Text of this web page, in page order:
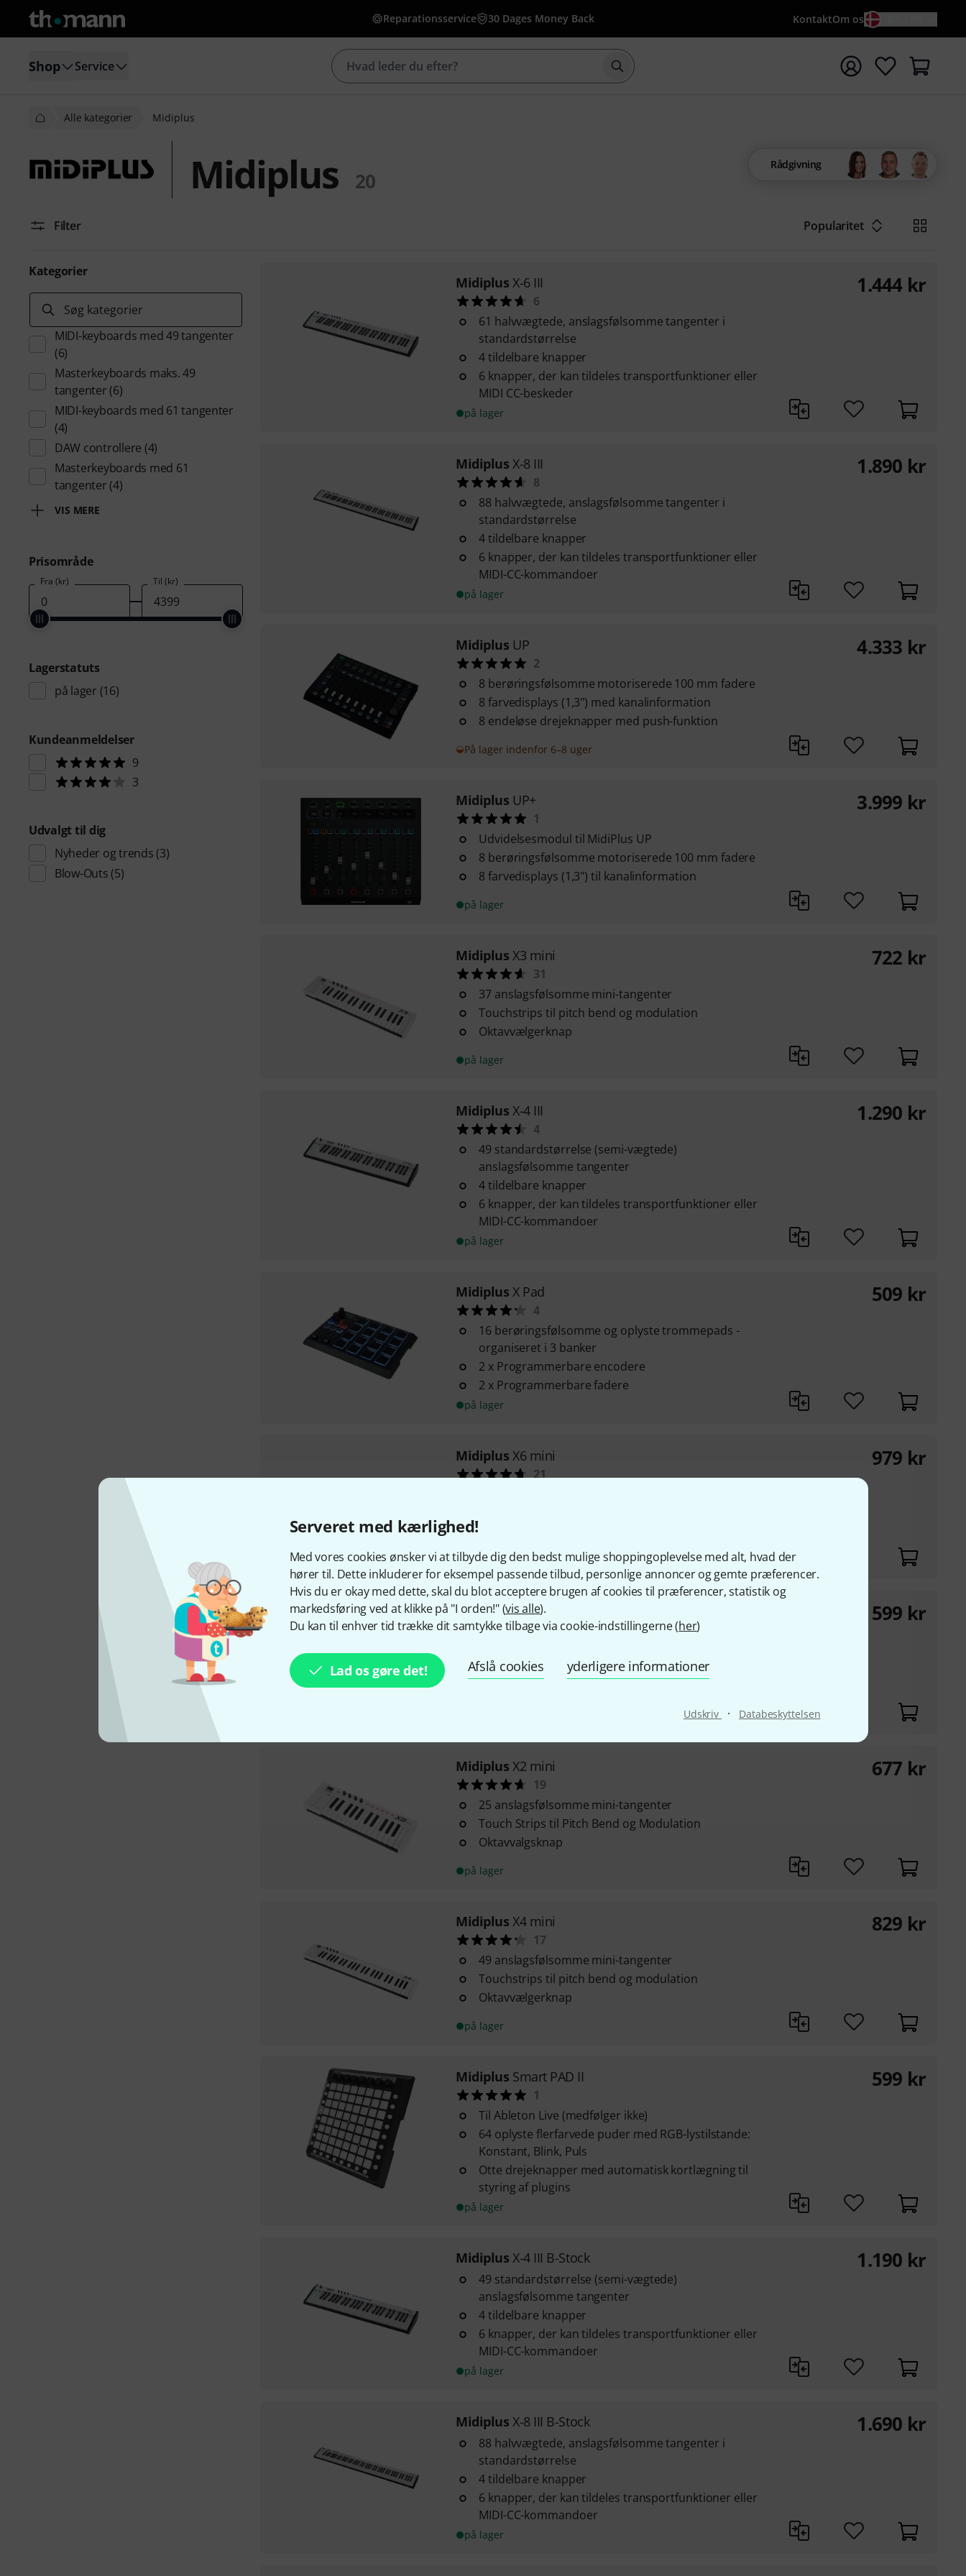
Serveret med kærlighed!
Med vores cookies ønsker vi at tilbyde dig den bedst mulige shoppingoplevelse med alt, hvad der
hører til. Dette inkluderer for eksempel passende tilbud, personlige annoncer og gemte præferencer.
Hvis du er okay med dette, skal du blot acceptere brugen af cookies til præferencer, statistik og
markedsføring ved at klikke på "I orden!" (vis alle).
Du kan til enhver tid trække dit samtykke tilbage via cookie-indstillingerne (her)
Lad os gøre det! Afslå cookies yderligere informationer
Udskriv · Databeskyttelsen
Reparationsservice 30 Dages Money Back KontaktOm os
Shop Service Start søgning med søgeord {searchTerm}
Alle kategorier Midiplus
Midiplus 20
Rådgivning
Filter Popularitet
Kategorier
Søg kategorier
MIDI-keyboards med 49 tangenter
(6)
Masterkeyboards maks. 49
tangenter (6)
MIDI-keyboards med 61 tangenter
(4)
DAW controllere (4)
Masterkeyboards med 61
tangenter (4)
VIS MERE
Prisområde
Fra (kr) Til (kr)
Lagerstatuts
på lager (16)
Kundeanmeldelser
9
3
Udvalgt til dig
Nyheder og trends (3)
Blow-Outs (5)
Midiplus X-6 III
6
61 halvvægtede, anslagsfølsomme tangenter i
standardstørrelse
4 tildelbare knapper
6 knapper, der kan tildeles transportfunktioner eller
MIDI CC-beskeder
på lager
1.444 kr
Midiplus X-8 III
8
88 halvvægtede, anslagsfølsomme tangenter i
standardstørrelse
4 tildelbare knapper
6 knapper, der kan tildeles transportfunktioner eller
MIDI-CC-kommandoer
på lager
1.890 kr
Midiplus UP
2
8 berøringsfølsomme motoriserede 100 mm fadere
8 farvedisplays (1,3") med kanalinformation
8 endeløse drejeknapper med push-funktion
På lager indenfor 6–8 uger
4.333 kr
Midiplus UP+
1
Udvidelsesmodul til MidiPlus UP
8 berøringsfølsomme motoriserede 100 mm fadere
8 farvedisplays (1,3") til kanalinformation
på lager
3.999 kr
Midiplus X3 mini
31
37 anslagsfølsomme mini-tangenter
Touchstrips til pitch bend og modulation
Oktavvælgerknap
på lager
722 kr
Midiplus X-4 III
4
49 standardstørrelse (semi-vægtede)
anslagsfølsomme tangenter
4 tildelbare knapper
6 knapper, der kan tildeles transportfunktioner eller
MIDI-CC-kommandoer
på lager
1.290 kr
Midiplus X Pad
4
16 berøringsfølsomme og oplyste trommepads -
organiseret i 3 banker
2 x Programmerbare encodere
2 x Programmerbare fadere
på lager
509 kr
Midiplus X6 mini
21
på lager
979 kr
MidiplusAK490
29
Pitch bend og modulationshjul
599 kr
Midiplus X2 mini
19
25 anslagsfølsomme mini-tangenter
Touch Strips til Pitch Bend og Modulation
Oktavvalgsknap
på lager
677 kr
Midiplus X4 mini
17
49 anslagsfølsomme mini-tangenter
Touchstrips til pitch bend og modulation
Oktavvælgerknap
på lager
829 kr
Midiplus Smart PAD II
1
Til Ableton Live (medfølger ikke)
64 oplyste flerfarvede puder med RGB-lystilstande:
Konstant, Blink, Puls
Otte drejeknapper med automatisk kortlægning til
styring af plugins
på lager
599 kr
Midiplus X-4 III B-Stock
49 standardstørrelse (semi-vægtede)
anslagsfølsomme tangenter
4 tildelbare knapper
6 knapper, der kan tildeles transportfunktioner eller
MIDI-CC-kommandoer
på lager
1.190 kr
Midiplus X-8 III B-Stock
88 halvvægtede, anslagsfølsomme tangenter i
standardstørrelse
4 tildelbare knapper
6 knapper, der kan tildeles transportfunktioner eller
MIDI-CC-kommandoer
på lager
1.690 kr